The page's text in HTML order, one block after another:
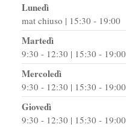
Lunedì
mat chiuso | 15:30 - 19:00
Martedì
9:30 - 12:30 | 15:30 - 19:00
Mercoledì
9:30 - 12:30 | 15:30 - 19:00
Giovedì
9:30 - 12:30 | 15:30 - 19:00